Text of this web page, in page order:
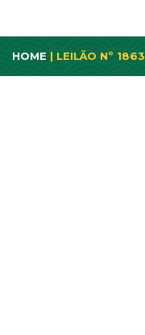
HOME | LEILÃO Nº 1863